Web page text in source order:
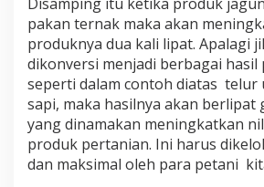
pakan ternak maka akan
produknya dua kali lipat. Apalagi
dikonversi menjadi berbagai hasil
seperti dalam contoh diatas telur
sapi, maka hasilnya akan berlipat
yang dinamakan meningkatkan
produk pertanian. Ini harus
dan maksimal oleh para petani